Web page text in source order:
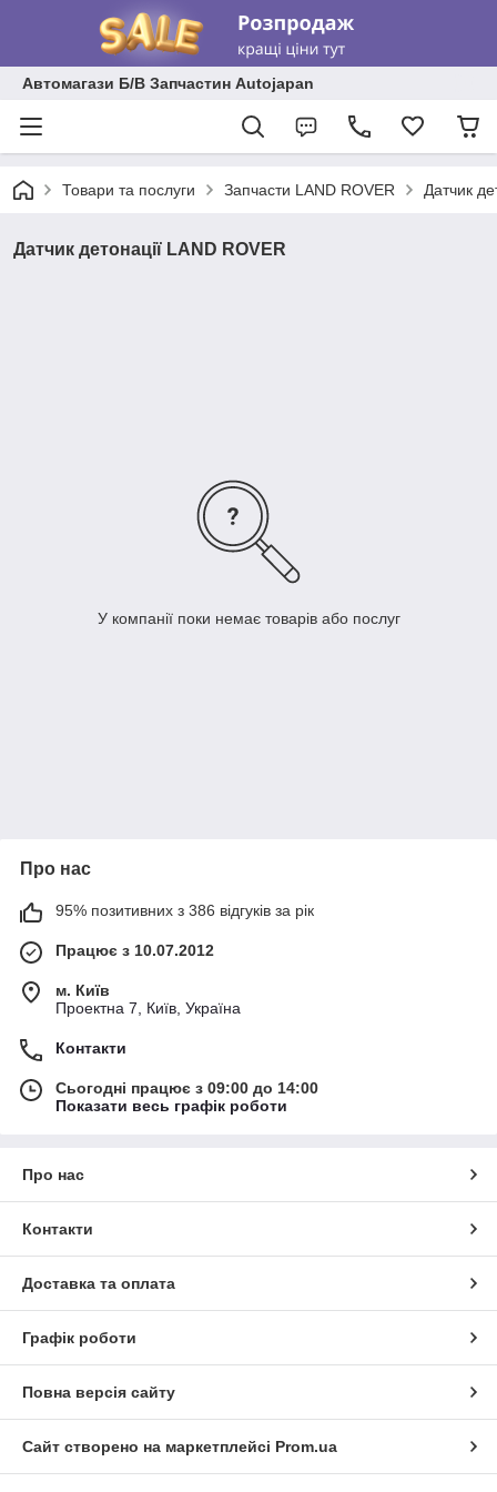
Автомагази Б/В Запчастин Autojapan
Товари та послуги Запчасти LAND ROVER Датчик
Датчик детонації LAND ROVER
У компанії поки немає товарів або послуг
Про нас
95% позитивних з 386 відгуків за рік
Працює з 10.07.2012
м. Київ
Проектна 7, Київ, Україна
Контакти
Сьогодні працює з 09:00 до 14:00
Показати весь графік роботи
Про нас
Контакти
Доставка та оплата
Графік роботи
Повна версія сайту
Сайт створено на маркетплейсі Prom.ua